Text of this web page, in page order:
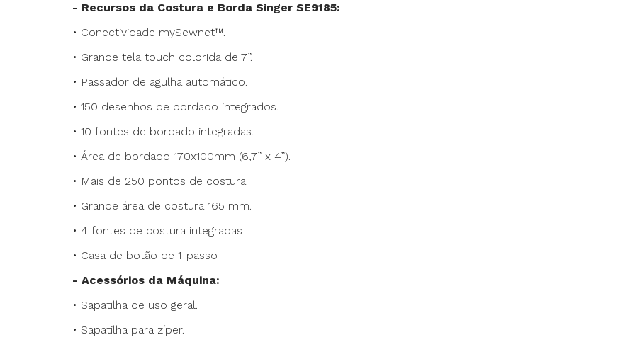
- Recursos da Costura e Borda Singer SE9185:
• Conectividade mySewnet™.
• Grande tela touch colorida de 7”.
• Passador de agulha automático.
• 150 desenhos de bordado integrados.
• 10 fontes de bordado integradas.
• Área de bordado 170x100mm (6,7” x 4”).
• Mais de 250 pontos de costura
• Grande área de costura 165 mm.
• 4 fontes de costura integradas
• Casa de botão de 1-passo
- Acessórios da Máquina:
• Sapatilha de uso geral.
• Sapatilha para zíper.